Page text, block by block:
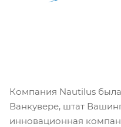
Компания Nautilus была
Ванкувере, штат
инновационная